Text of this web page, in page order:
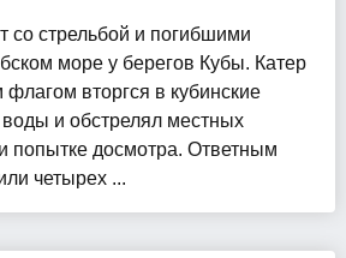
со стрельбой и погибшими
море у берегов Кубы. Катер
вторгся в кубинские
и обстрелял местных
попытке досмотра. Ответным
четырех ...